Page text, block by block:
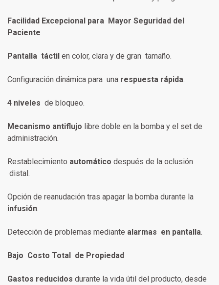
Facilidad Excepcional para Mayor Seguridad del
Paciente
Pantalla táctil en color, clara y de gran tamaño.
Configuración dinámica para una respuesta rápida.
4 niveles de bloqueo.
Mecanismo antiflujo libre doble en la bomba y el set de
administración.
Restablecimiento automático después de la oclusión
distal.
Opción de reanudación tras apagar la bomba durante la
infusión.
Detección de problemas mediante alarmas en pantalla.
Bajo Costo Total de Propiedad
Gastos reducidos durante la vida útil del producto, desde